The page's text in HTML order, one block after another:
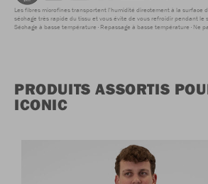
Les fibres microfines transportent l'humidité directement à la surface
séchage très rapide du tissu et vous évite de vous refroidir pendant le
Séchage à basse température Repassage à basse température Ne
PRODUITS ASSORTIS
ICONIC